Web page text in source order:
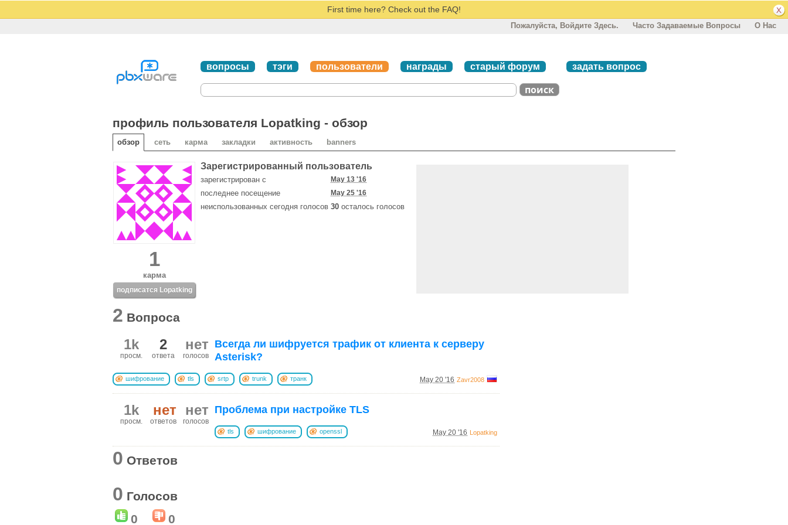
First time here? Check out the FAQ!
Пожалуйста, Войдите Здесь. Часто Задаваемые Вопросы О Нас
вопросы тэги пользователи награды старый форум задать вопрос
профиль пользователя Lopatking - обзор
обзор сеть карма закладки активность banners
1
карма
подписатся Lopatking
Зарегистрированный пользователь
зарегистрирован с May 13 '16
последнее посещение May 25 '16
неиспользованных сегодня голосов 30 осталось голосов
2 Вопроса
нет
голосов
2
ответа
1k
просм.
May 20 '16 Zavr2008
Всегда ли шифруется трафик от клиента к серверу
Asterisk?
шифрование tls srtp trunk транк
нет
голосов
нет
ответов
1k
просм.
May 20 '16 Lopatking
Проблема при настройке TLS
tls шифрование openssl
0 Ответов
0 Голосов
0
0